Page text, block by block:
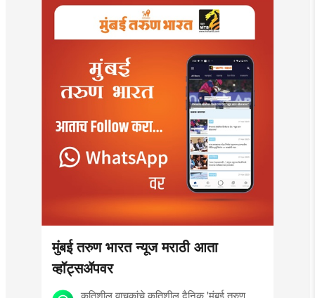
मुंबई तरुण भारत न्यूज मराठी आता
व्हॉट्सॲपवर
कृतिशील वाचकांचे कृतिशील दैनिक 'मुंबई तरुण